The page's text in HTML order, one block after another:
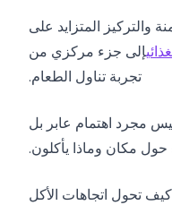
والتركيز المتزايد على
إلى جزء مركزي من
تجربة تناول الطعام.
مجرد اهتمام عابر بل
حول مكان وماذا يأكلون.
تحول اتجاهات الأكل